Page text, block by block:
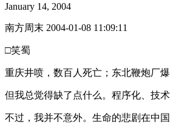
January 14, 2004
南方周末 2004-01-08 11:09:11
□笑蜀
重庆井喷，数百人死亡；东北鞭炮厂
但我总觉得缺了点什么。程序化、技
不过，我并不意外。生命的悲剧在中